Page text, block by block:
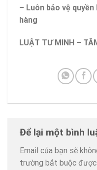
– Luôn bảo vệ
hàng
LUẬT TƯ MINH –
Để lại một bình
Email của bạn sẽ
trường bắt buộc được